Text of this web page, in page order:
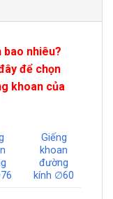
bao nhiêu?
để chọn
khoan của
Giếng
khoan
đường
kính ∅60